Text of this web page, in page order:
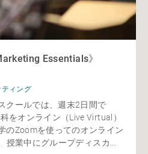
Essentials》
ィング
クールでは、週末2日間で
をオンライン（Live Virtual）
のZoomを使ってのオンライン
授業中にグループディスカ...